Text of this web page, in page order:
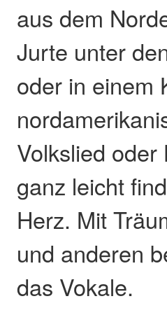
aus dem
Jurte unter
oder in einem
Volkslied
ganz leicht
Herz. Mit
und anderen
das Vokale.